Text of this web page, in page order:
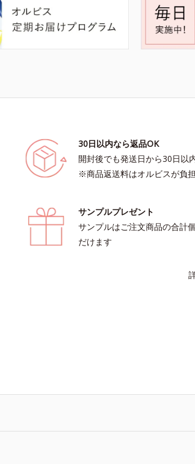
30日以内なら返品OK
開封後でも発送日から30日以
※商品返送料はオルビスが負
サンプルプレゼント
サンプルはご注文商品の合計
だけます